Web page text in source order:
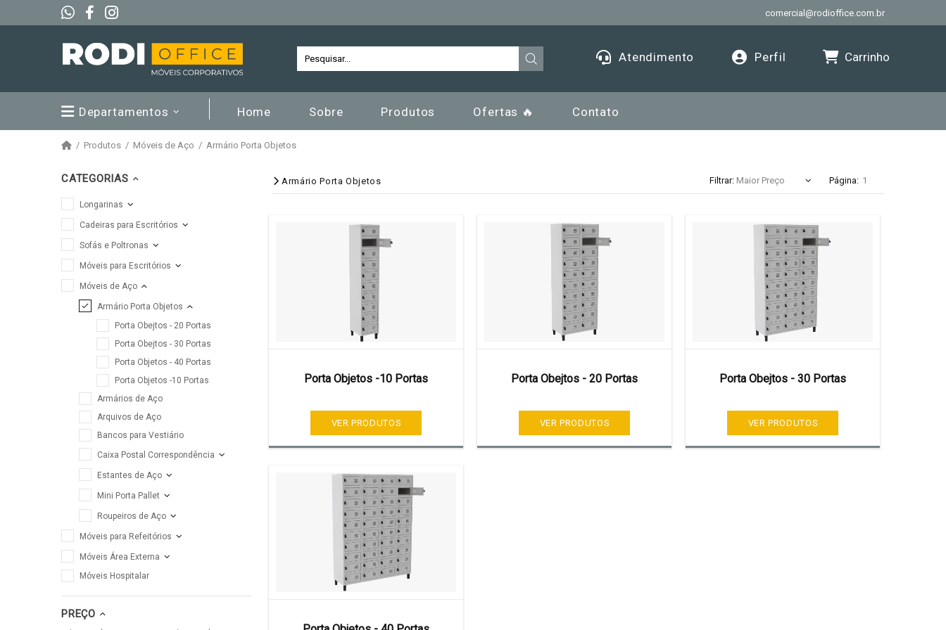
comercial@rodioffice.com.br
Atendimento Perfil Carrinho
Departamentos Home Sobre Produtos Ofertas 🔥 Contato
Produtos Móveis de Aço Armário Porta Objetos
CATEGORIAS
Longarinas
Cadeiras para Escritórios
Sofás e Poltronas
Móveis para Escritórios
Móveis de Aço
Armário Porta Objetos
Porta Obejtos - 20 Portas
Porta Obejtos - 30 Portas
Porta Objetos - 40 Portas
Porta Objetos -10 Portas
Armários de Aço
Arquivos de Aço
Bancos para Vestiário
Caixa Postal Correspondência
Estantes de Aço
Mini Porta Pallet
Roupeiros de Aço
Móveis para Refeitórios
Móveis Área Externa
Móveis Hospitalar
PREÇO
Armário Porta Objetos Filtrar: Página:
Porta Objetos -10 Portas
VER PRODUTOS
Porta Obejtos - 20 Portas
VER PRODUTOS
Porta Obejtos - 30 Portas
VER PRODUTOS